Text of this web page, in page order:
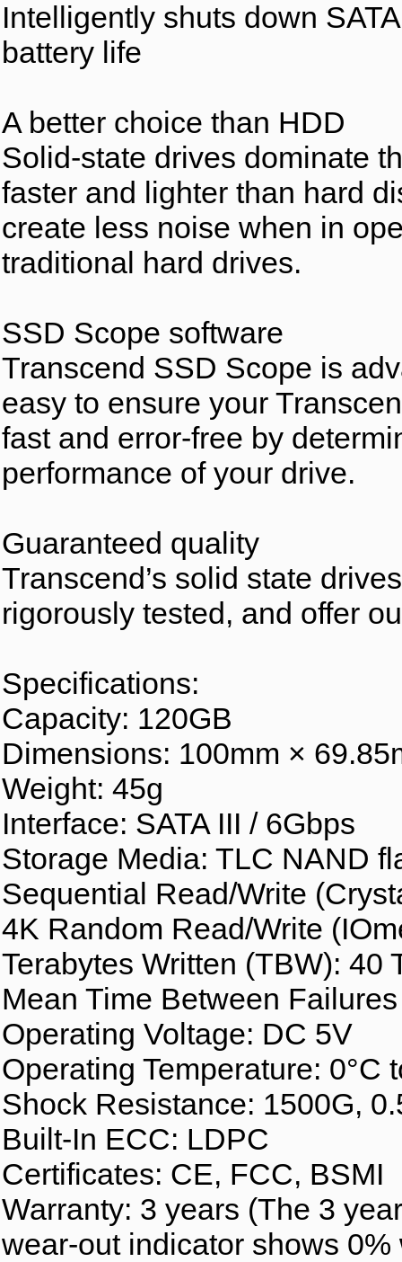
Intelligently shuts down
battery life
A better choice than HDD
Solid-state drives dominate
faster and lighter than hard
create less noise when in
traditional hard drives.
SSD Scope software
Transcend SSD Scope is
easy to ensure your
fast and error-free by
performance of your drive.
Guaranteed quality
Transcend’s solid state
rigorously tested, and offer
Specifications:
Capacity: 120GB
Dimensions: 100mm ×
Weight: 45g
Interface: SATA III / 6Gbps
Storage Media: TLC NAND
Sequential Read/Write
4K Random Read/Write
Terabytes Written (TBW): 40
Mean Time Between
Operating Voltage: DC 5V
Operating Temperature: 0°C
Shock Resistance: 1500G,
Built-In ECC: LDPC
Certificates: CE, FCC, BSMI
Warranty: 3 years (The 3
wear-out indicator shows